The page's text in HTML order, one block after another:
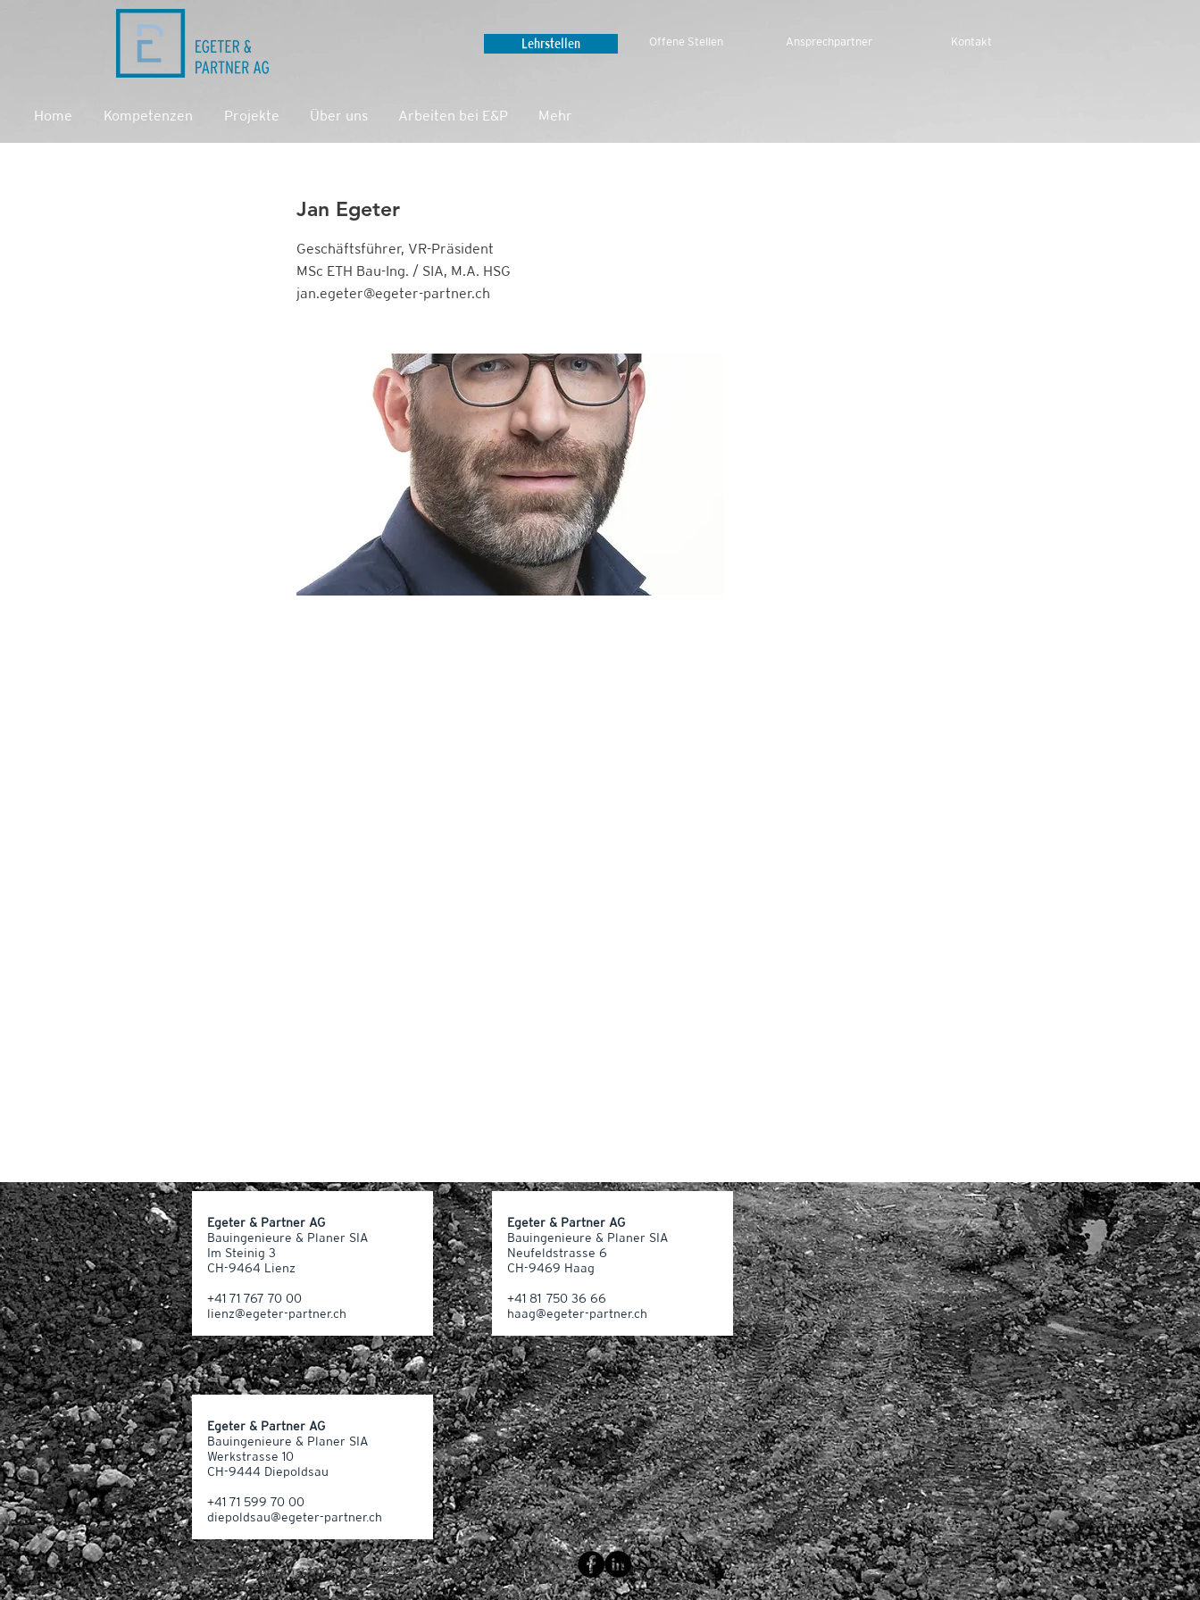
Home Kompetenzen Projekte Über uns Arbeiten bei E&P Mehr‎
Lehrstellen Offene Stellen Ansprechpartner Kontakt
Jan Egeter
Geschäftsführer, VR-Präsident
MSc ETH Bau-Ing. / SIA, M.A. HSG
jan.egeter@egeter-partner.ch
Egeter & Partner AG
Bauingenieure & Planer SIA
Im Steinig 3
CH-9464 Lienz
+41 71 767 70 00
lienz@egeter-partner.ch
Egeter & Partner AG
Bauingenieure & Planer SIA
Neufeldstrasse 6
CH-9469 Haag
+41 81 750 36 66
haag@egeter-partner.ch
Egeter & Partner AG
Bauingenieure & Planer SIA
Werkstrasse 10
CH-9444 Diepoldsau
+41 71 599 70 00
diepoldsau@egeter-partner.ch
Impressum Datenschutz © 2026 by Egeter & Partner AG